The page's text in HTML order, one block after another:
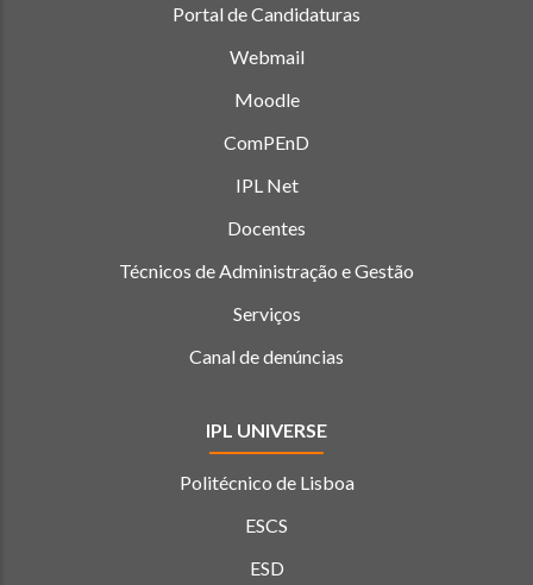
Portal de Candidaturas
Webmail
Moodle
ComPEnD
IPL Net
Docentes
Técnicos de Administração e Gestão
Serviços
Canal de denúncias
IPL UNIVERSE
Politécnico de Lisboa
ESCS
ESD